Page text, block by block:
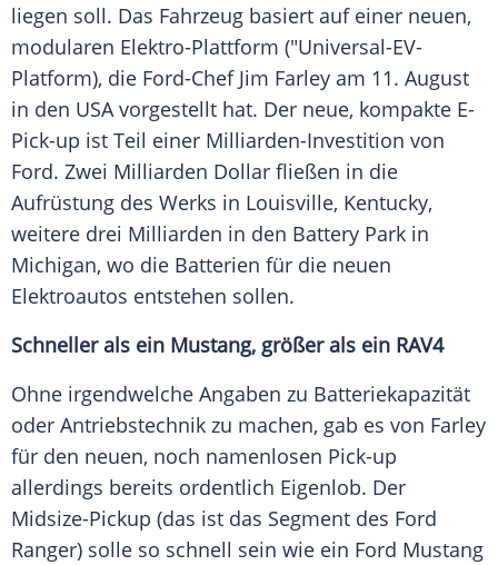
liegen soll. Das Fahrzeug basiert auf einer neuen,
modularen Elektro-Plattform ("Universal-EV-
Platform), die Ford-Chef Jim Farley am 11. August
in den USAvorgestellt hat. Der neue, kompakte E-
Pick-up ist Teil einer Milliarden-Investition von
Ford. Zwei Milliarden Dollar fließen in die
Aufrüstung des Werks in Louisville, Kentucky,
weitere drei Milliarden in den Battery Park in
Michigan, wo die Batterien für die neuen
Elektroautos entstehen sollen.
Schneller als ein Mustang, größer als ein RAV4
Ohne irgendwelche Angaben zu Batteriekapazität
oder Antriebstechnik zu machen, gab es von Farley
für den neuen, noch namenlosen Pick-up
allerdings bereits ordentlich Eigenlob. Der
Midsize-Pickup (das ist das Segment des Ford
Ranger) solle so schnell sein wie ein Ford Mustang